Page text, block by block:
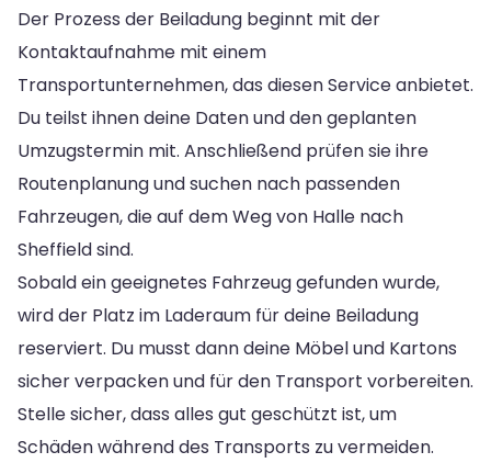
Der Prozess der Beiladung beginnt mit der
Kontaktaufnahme mit einem
Transportunternehmen, das diesen Service anbietet.
Du teilst ihnen deine Daten und den geplanten
Umzugstermin mit. Anschließend prüfen sie ihre
Routenplanung und suchen nach passenden
Fahrzeugen, die auf dem Weg von Halle nach
Sheffield sind.
Sobald ein geeignetes Fahrzeug gefunden wurde,
wird der Platz im Laderaum für deine Beiladung
reserviert. Du musst dann deine Möbel und Kartons
sicher verpacken und für den Transport vorbereiten.
Stelle sicher, dass alles gut geschützt ist, um
Schäden während des Transports zu vermeiden.